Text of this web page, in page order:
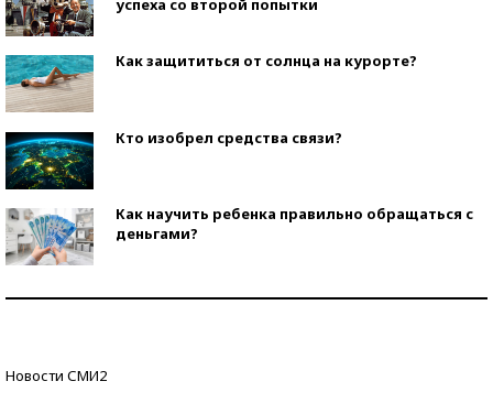
успеха со второй попытки
Как защититься от солнца на курорте?
Кто изобрел средства связи?
Как научить ребенка правильно обращаться с
деньгами?
Новости СМИ2